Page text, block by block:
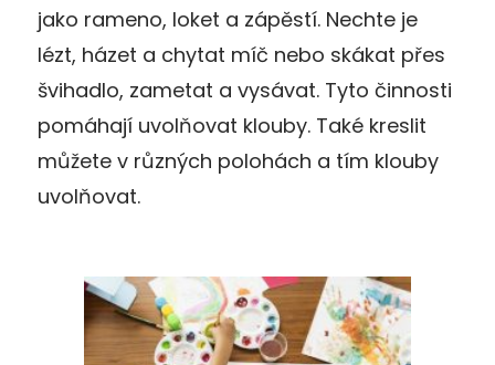
jako rameno, loket a zápěstí. Nechte je
lézt, házet a chytat míč nebo skákat přes
švihadlo, zametat a vysávat. Tyto činnosti
pomáhají uvolňovat klouby. Také kreslit
můžete v různých polohách a tím klouby
uvolňovat.